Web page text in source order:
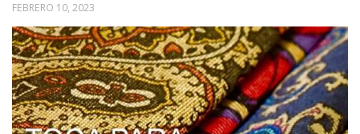
FEBRERO 10, 2023